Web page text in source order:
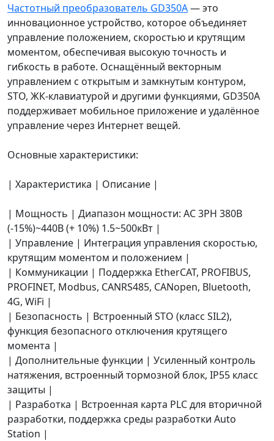
Частотный преобразователь GD350A— это
инновационное устройство, которое объединяет
управление положением, скоростью и крутящим
моментом, обеспечивая высокую точность и
гибкость в работе. Оснащённый векторным
управлением с открытым и замкнутым контуром,
STO, ЖК-клавиатурой и другими функциями, GD350A
поддерживает мобильное приложение и удалённое
управление через Интернет вещей.
Основные характеристики:
| Характеристика | Описание |
| Мощность | Диапазон мощности: AC 3PH 380В
(-15%)~440В (+ 10%) 1.5~500кВт |
| Управление | Интеграция управления скоростью,
крутящим моментом и положением |
| Коммуникации | Поддержка EtherCAT, PROFIBUS,
PROFINET, Modbus, CANRS485, CANopen, Bluetooth,
4G, WiFi |
| Безопасность | Встроенный STO (класс SIL2),
функция безопасного отключения крутящего
момента |
| Дополнительные функции | Усиленный контроль
натяжения, встроенный тормозной блок, IP55 класс
защиты |
| Разработка | Встроенная карта PLC для вторичной
разработки, поддержка среды разработки Auto
Station |